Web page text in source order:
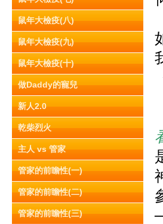
鼠年大檢疫(八)
鼠年大檢疫(九)
鼠年大檢疫(十)
做Daddy的寵兒
新人2.0
乾柴烈火
主人 vs 管家
管家的前瞻性(一)
管家的前瞻性(二)
管家的前瞻性(三)